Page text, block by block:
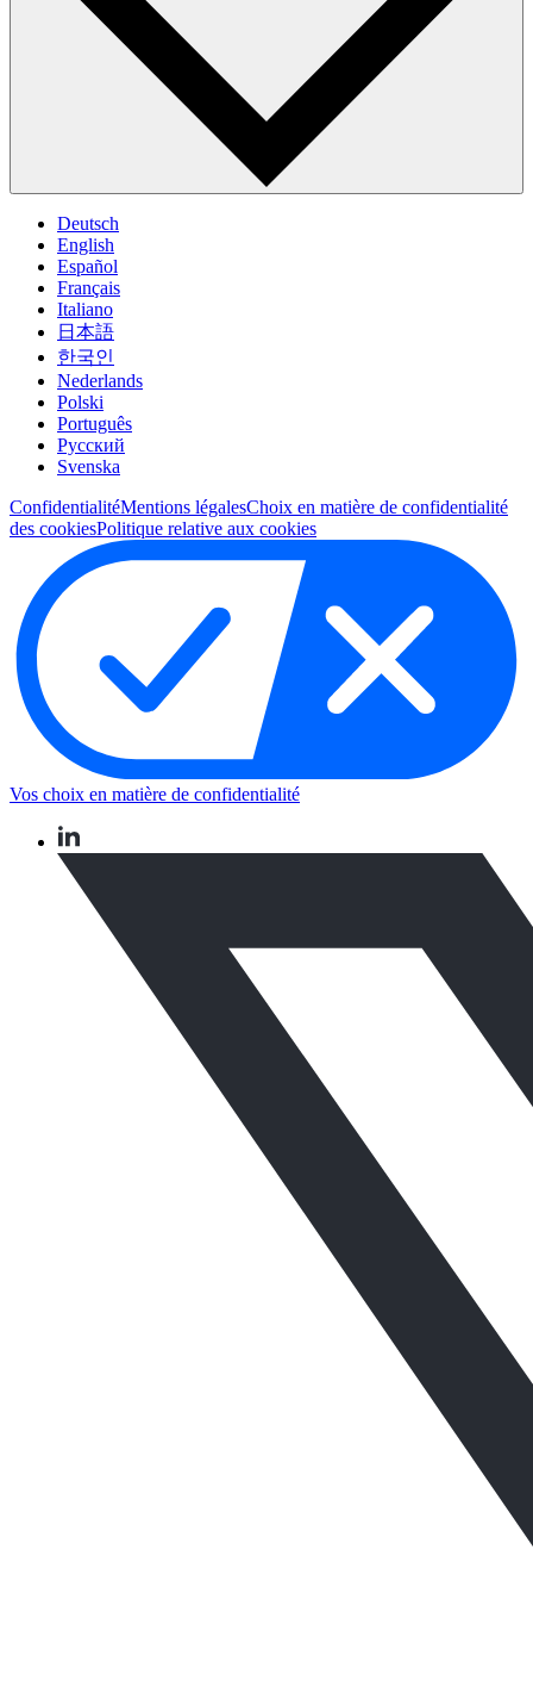
Deutsch
English
Español
Français
Italiano
日本語
한국인
Nederlands
Polski
Português
Pусский
Svenska
ConfidentialitéMentions légalesChoix en matière de confidentialité
des cookiesPolitique relative aux cookies
Vos choix en matière de confidentialité